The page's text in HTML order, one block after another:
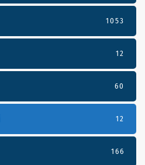
1053
12
60
12
166